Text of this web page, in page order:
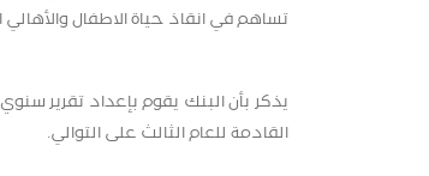
تساهم في انقاذ حياة الاطفال
يذكر بأن البنك يقوم بإعداد تقرير
القادمة للعام الثالث على التوالي.